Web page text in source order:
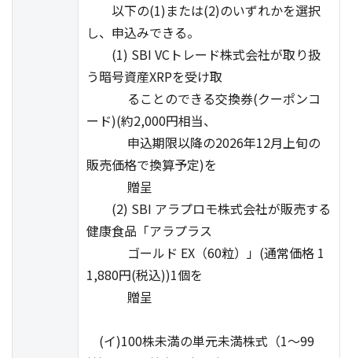
以下の(1)または(2)のいずれかを選択
し、申込みできる。
(1) SBI VCトレード株式会社が取り扱
う暗号資産XRPを受け取
ることのできる交換券(クーポンコ
ード)(約2,000円相当、
申込期限以降の2026年12月上旬の
販売価格で換算予定)を
贈呈
(2) SBI アラプロモ株式会社が販売する
健康食品「アラプラス
ゴールド EX（60粒）」(通常価格 1
1,880円(税込))1個を
贈呈
(イ)100株未満の単元未満株式（1～99